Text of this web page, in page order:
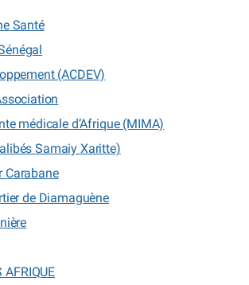
Santé
(ACDEV)
médicale d’Afrique (MIMA)
Samaiy Xaritte)
Carabane
de Diamaguène
AFRIQUE